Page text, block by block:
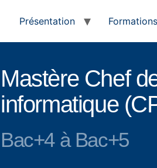
Présentation Formations
Mastère Chef
informatique
Bac+4 à Bac+5